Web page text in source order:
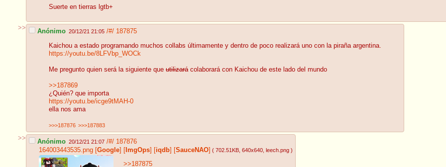
Suerte en tierras lgtb+
>> Anónimo 20/12/21 21:05 /#/ 187875
Kaichou a estado programando muchos collabs últimamente y dentro de poco realizará uno con la piraña argentina.
https://youtu.be/8LFVbp_WOCk
Me pregunto quien será la siguiente que utilizarácolaborará con Kaichou de este lado del mundo
>>187869
¿Quién? que importa
https://youtu.be/icge9tMAH-0
ella nos ama
>>>187876 >>>187883
>> Anónimo 20/12/21 21:07 /#/ 187876
164003443535.png [Google] [ ImgOps] [iqdb] [SauceNAO] ( 702.51KB , 640x640 , leech.png )
>>187875